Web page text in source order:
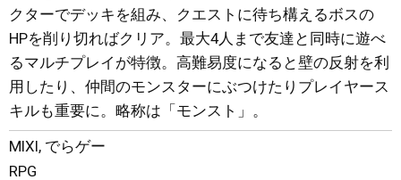
クターでデッキを組み、クエストに待ち構えるボスの
HPを削り切ればクリア。最大4人まで友達と同時に遊べ
るマルチプレイが特徴。高難易度になると壁の反射を利
用したり、仲間のモンスターにぶつけたりプレイヤース
キルも重要に。略称は「モンスト」。
MIXI, でらゲー
RPG